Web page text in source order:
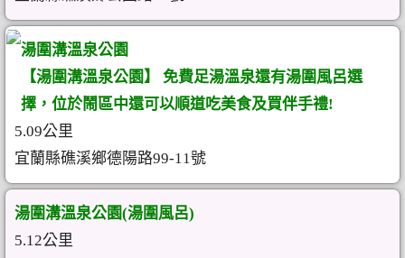
湯圍溝溫泉公園
【湯圍溝溫泉公園】 免費足湯溫泉還有湯圍風呂選
擇，位於鬧區中還可以順道吃美食及買伴手禮!
5.09公里
宜蘭縣礁溪鄉德陽路99-11號
湯圍溝溫泉公園(湯圍風呂)
5.12公里